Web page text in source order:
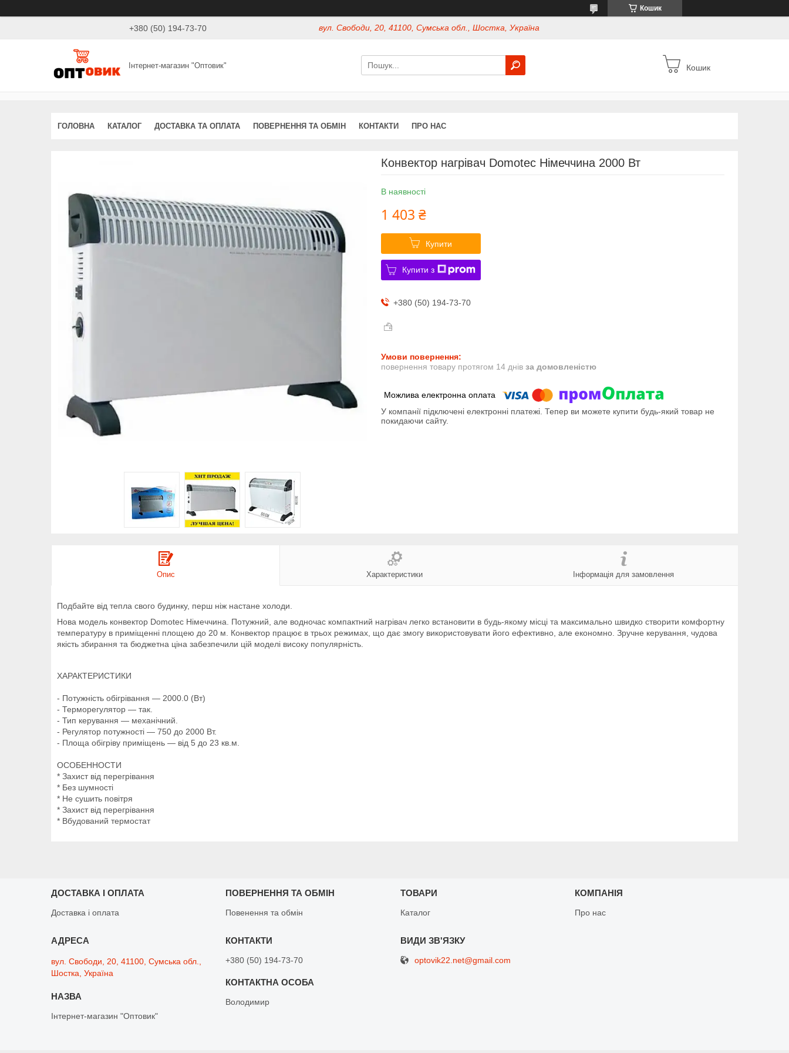
Кошик
+380 (50) 194-73-70 вул. Свободи, 20, 41100, Сумська обл., Шостка, Україна
Інтернет-магазин "Оптовик" Кошик
ГОЛОВНА КАТАЛОГ ДОСТАВКА ТА ОПЛАТА ПОВЕРНЕННЯ ТА ОБМІН КОНТАКТИ ПРО НАС
Конвектор нагрівач Domotec Німеччина 2000 Вт
В наявності
1 403 ₴
Купити
Купити з
+380 (50) 194-73-70
повернення товару протягом 14 днів за домовленістю
У компанії підключені електронні платежі. Тепер ви можете купити будь-який товар не
покидаючи сайту.
Опис Характеристики Інформація для замовлення
Подбайте від тепла свого будинку, перш ніж настане холоди.
Нова модель конвектор Domotec Німеччина. Потужний, але водночас компактний нагрівач легко встановити в будь-якому місці та максимально швидко створити комфортну
температуру в приміщенні площею до 20 м. Конвектор працює в трьох режимах, що дає змогу використовувати його ефективно, але економно. Зручне керування, чудова
якість збирання та бюджетна ціна забезпечили цій моделі високу популярність.
ХАРАКТЕРИСТИКИ
- Потужність обігрівання — 2000.0 (Вт)
- Терморегулятор — так.
- Тип керування — механічний.
- Регулятор потужності — 750 до 2000 Вт.
- Площа обігріву приміщень — від 5 до 23 кв.м.
ОСОБЕННОСТИ
* Захист від перегрівання
* Без шумності
* Не сушить повітря
* Захист від перегрівання
* Вбудований термостат
ДОСТАВКА І ОПЛАТА
Доставка і оплата
ПОВЕРНЕННЯ ТА ОБМІН
Повенення та обмін
ТОВАРИ
Каталог
КОМПАНІЯ
Про нас
вул. Свободи, 20, 41100, Сумська обл.,
Шостка, Україна
Інтернет-магазин "Оптовик"
+380 (50) 194-73-70
Володимир
optovik22.net@gmail.com